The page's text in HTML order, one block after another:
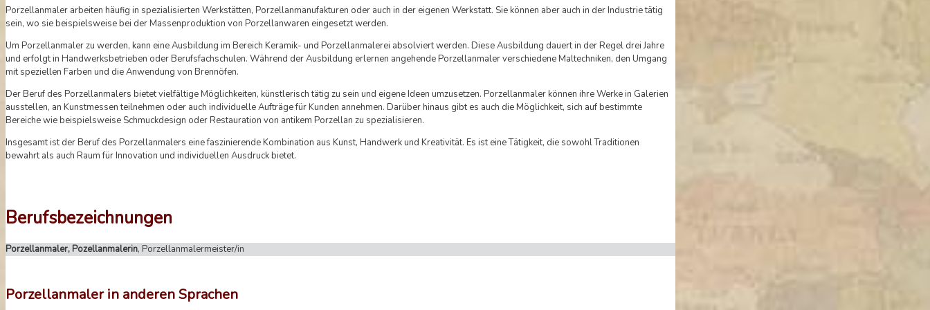
Porzellanmaler arbeiten häufig in spezialisierten Werkstätten, Porzellanmanufakturen oder auch in der eigenen Werkstatt. Sie können aber auch in der Industrie tätig
sein, wo sie beispielsweise bei der Massenproduktion von Porzellanwaren eingesetzt werden.
Um Porzellanmaler zu werden, kann eine Ausbildung im Bereich Keramik- und Porzellanmalerei absolviert werden. Diese Ausbildung dauert in der Regel drei Jahre
und erfolgt in Handwerksbetrieben oder Berufsfachschulen. Während der Ausbildung erlernen angehende Porzellanmaler verschiedene Maltechniken, den Umgang
mit speziellen Farben und die Anwendung von Brennöfen.
Der Beruf des Porzellanmalers bietet vielfältige Möglichkeiten, künstlerisch tätig zu sein und eigene Ideen umzusetzen. Porzellanmaler können ihre Werke in Galerien
ausstellen, an Kunstmessen teilnehmen oder auch individuelle Aufträge für Kunden annehmen. Darüber hinaus gibt es auch die Möglichkeit, sich auf bestimmte
Bereiche wie beispielsweise Schmuckdesign oder Restauration von antikem Porzellan zu spezialisieren.
Insgesamt ist der Beruf des Porzellanmalers eine faszinierende Kombination aus Kunst, Handwerk und Kreativität. Es ist eine Tätigkeit, die sowohl Traditionen
bewahrt als auch Raum für Innovation und individuellen Ausdruck bietet.
Berufsbezeichnungen
Porzellanmaler, Pozellanmalerin, Porzellanmalermeister/in
Porzellanmaler in anderen Sprachen